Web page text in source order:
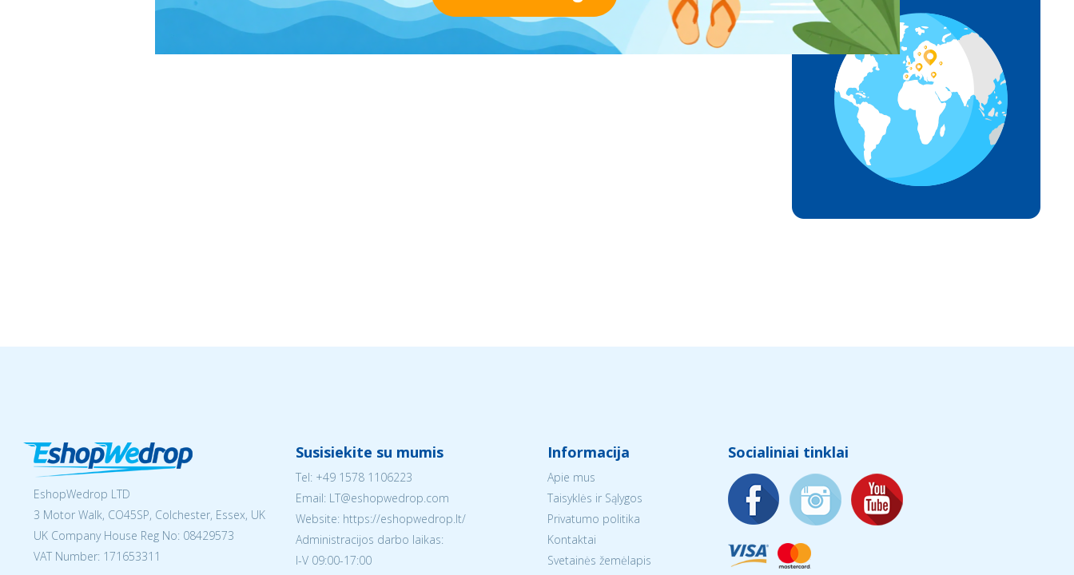
EshopWedrop LTD
3 Motor Walk, CO45SP, Colchester, Essex, UK
UK Company House Reg No: 08429573
VAT Number: 171653311
Susisiekite su mumis
Tel: +49 1578 1106223
Email: LT@eshopwedrop.com
Website: https://eshopwedrop.lt/
Administracijos darbo laikas:
I-V 09:00-17:00
Informacija
Apie mus
Taisyklės ir Sąlygos
Privatumo politika
Kontaktai
Svetainės žemėlapis
Socialiniai tinklai